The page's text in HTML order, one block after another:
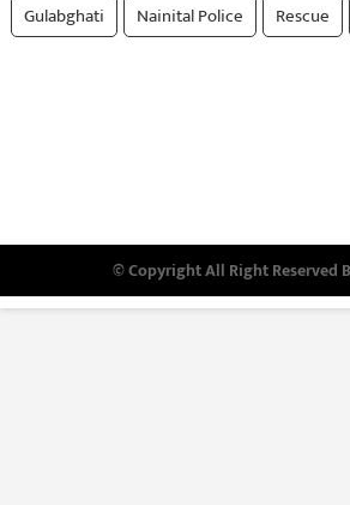
Gulabghati Nainital Police Rescue
© Copyright All Right Reserved